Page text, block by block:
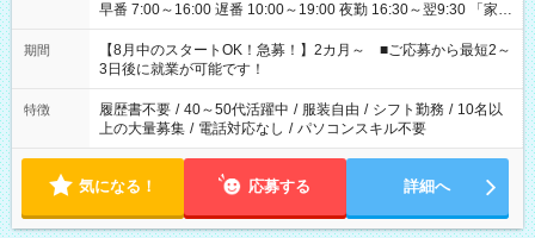
早番 7:00～16:00 遅番 10:00～19:00 夜勤 16:30～翌9:30 「家族
と休みを合わせたい」 「余裕を持って夕飯の準備がしたい」
「できれば残業はしたくない」 など、ご希望を教えてください
ね。 ※Wワーク希望の方へ 今ご覧のお仕事で希望する勤務時間
と、もう1つのお仕事の勤務時間。 合計で週40時間を超える場
合は応募できません。
期間
【8月中のスタートOK！急募！】2カ月～ ■ご応募から最短2～
3日後に就業が可能です！
特徴 履歴書不要 / 40～50代活躍中 / 服装自由 / シフト勤務 / 10名以
上の大量募集 / 電話対応なし / パソコンスキル不要
気になる！ 応募する 詳細へ